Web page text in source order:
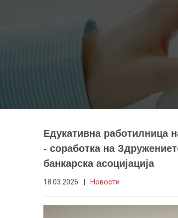
Едукативна работилница
- соработка на
банкарска асоцијација
18.03.2026 | Новости